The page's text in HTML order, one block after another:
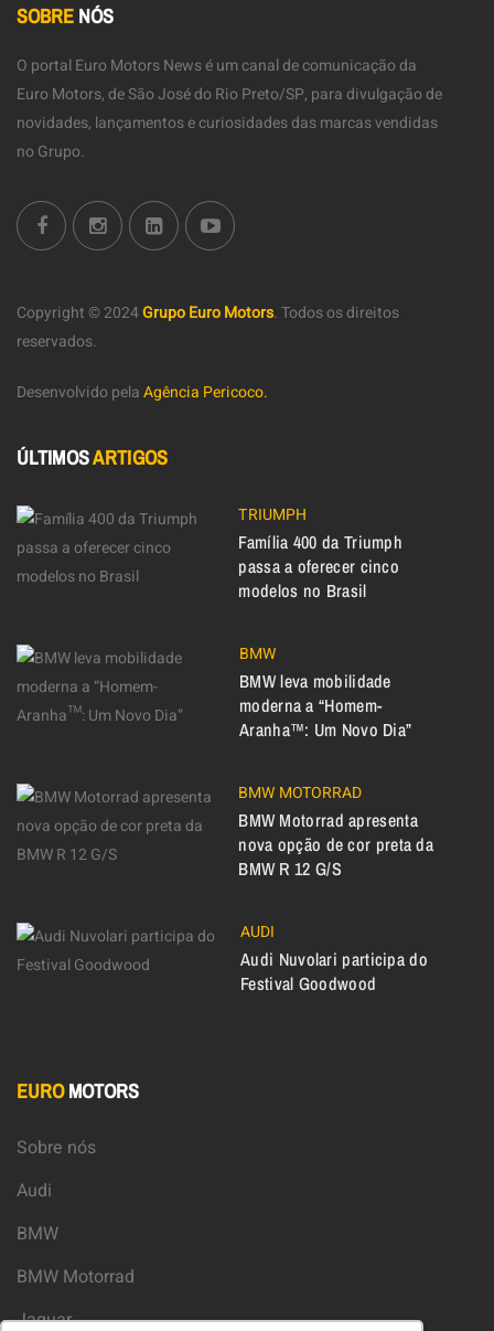
SOBRE NÓS
O portal Euro Motors News é um canal de comunicação da
Euro Motors, de São José do Rio Preto/SP, para divulgação de
novidades, lançamentos e curiosidades das marcas vendidas
no Grupo.
Copyright © 2024Grupo Euro Motors.Todos os direitos
reservados.
Desenvolvido pelaAgência Pericoco.
ÚLTIMOSARTIGOS
TRIUMPH
Família 400 da Triumph
passa a oferecer cinco
modelos no Brasil
BMW
BMW leva mobilidade
moderna a “Homem-
Aranha™: Um Novo Dia”
BMW MOTORRAD
BMW Motorrad apresenta
nova opção de cor preta da
BMW R 12 G/S
AUDI
Audi Nuvolari participa do
Festival Goodwood
EUROMOTORS
Sobre nós
Audi
BMW
BMW Motorrad
Jaguar